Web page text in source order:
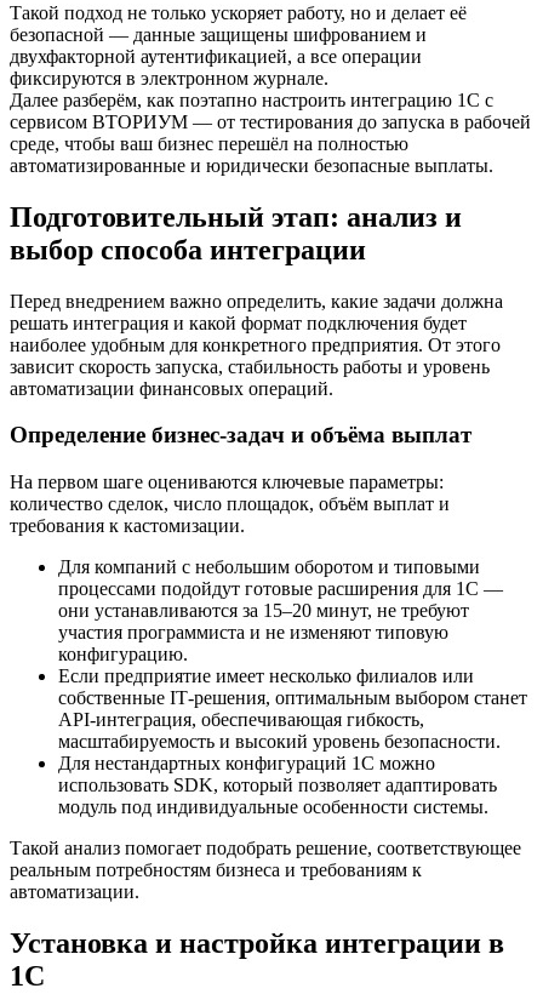
Такой подход не только ускоряет работу, но и делает её
безопасной — данные защищены шифрованием и
двухфакторной аутентификацией, а все операции
фиксируются в электронном журнале.
Далее разберём, как поэтапно настроить интеграцию 1С с
сервисом ВТОРИУМ — от тестирования до запуска в рабочей
среде, чтобы ваш бизнес перешёл на полностью
автоматизированные и юридически безопасные выплаты.
Подготовительный этап: анализ и
выбор способа интеграции
Перед внедрением важно определить, какие задачи должна
решать интеграция и какой формат подключения будет
наиболее удобным для конкретного предприятия. От этого
зависит скорость запуска, стабильность работы и уровень
автоматизации финансовых операций.
Определение бизнес‑задач и объёма выплат
На первом шаге оцениваются ключевые параметры:
количество сделок, число площадок, объём выплат и
требования к кастомизации.
Для компаний с небольшим оборотом и типовыми
процессами подойдут готовые расширения для 1С —
они устанавливаются за 15–20 минут, не требуют
участия программиста и не изменяют типовую
конфигурацию.
Если предприятие имеет несколько филиалов или
собственные IT‑решения, оптимальным выбором станет
API‑интеграция, обеспечивающая гибкость,
масштабируемость и высокий уровень безопасности.
Для нестандартных конфигураций 1С можно
использовать SDK, который позволяет адаптировать
модуль под индивидуальные особенности системы.
Такой анализ помогает подобрать решение, соответствующее
реальным потребностям бизнеса и требованиям к
автоматизации.
Установка и настройка интеграции в
1С